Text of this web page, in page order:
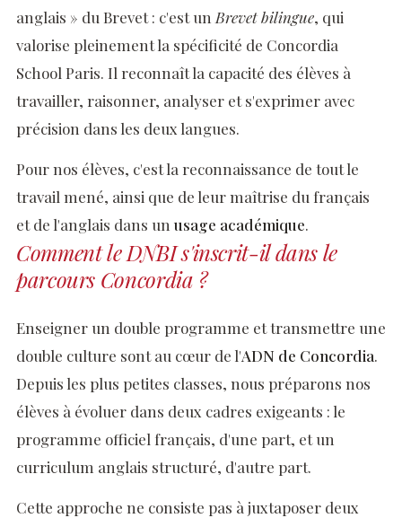
anglais » du Brevet : c'est un Brevet bilingue, qui
valorise pleinement la spécificité de Concordia
School Paris. Il reconnaît la capacité des élèves à
travailler, raisonner, analyser et s'exprimer avec
précision dans les deux langues.
Pour nos élèves, c'est la reconnaissance de tout le
travail mené, ainsi que de leur maîtrise du français
et de l'anglais dans un usage académique.
Comment le DNBI s'inscrit-il dans le
parcours Concordia ?
Enseigner un double programme et transmettre une
double culture sont au cœur de l'ADN de Concordia.
Depuis les plus petites classes, nous préparons nos
élèves à évoluer dans deux cadres exigeants : le
programme officiel français, d'une part, et un
curriculum anglais structuré, d'autre part.
Cette approche ne consiste pas à juxtaposer deux